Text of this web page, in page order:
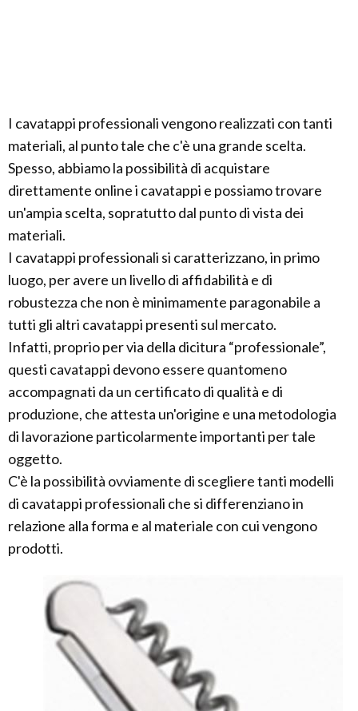
I cavatappi professionali vengono realizzati con tanti
materiali, al punto tale che c'è una grande scelta.
Spesso, abbiamo la possibilità di acquistare
direttamente online i cavatappi e possiamo trovare
un'ampia scelta, sopratutto dal punto di vista dei
materiali.
I cavatappi professionali si caratterizzano, in primo
luogo, per avere un livello di affidabilità e di
robustezza che non è minimamente paragonabile a
tutti gli altri cavatappi presenti sul mercato.
Infatti, proprio per via della dicitura “professionale”,
questi cavatappi devono essere quantomeno
accompagnati da un certificato di qualità e di
produzione, che attesta un'origine e una metodologia
di lavorazione particolarmente importanti per tale
oggetto.
C'è la possibilità ovviamente di scegliere tanti modelli
di cavatappi professionali che si differenziano in
relazione alla forma e al materiale con cui vengono
prodotti.